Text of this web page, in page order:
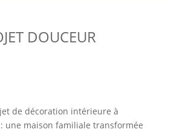
DOUCEUR
de décoration intérieure à
: une maison familiale transformée